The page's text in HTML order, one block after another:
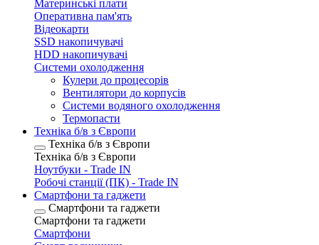
Материнські плати
Оперативна пам'ять
Відеокарти
SSD накопичувачі
HDD накопичувачі
Системи охолодження
Кулери до процесорів
Вентилятори до корпусів
Системи водяного охолодження
Термопасти
Техніка б/в з Європи
Техніка б/в з Європи
Техніка б/в з Європи
Ноутбуки - Trade IN
Робочі станції (ПК) - Trade IN
Смартфони та гаджети
Смартфони та гаджети
Смартфони та гаджети
Смартфони